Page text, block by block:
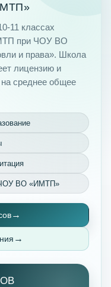
11 классах
при ЧОУ ВО
и права». Школа
лицензию и
на среднее общее
ЧОУ ВО «ИМТП»